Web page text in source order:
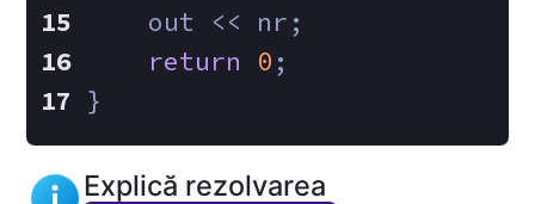
    out << nr;
return
0 ;
}
Explică rezolvarea